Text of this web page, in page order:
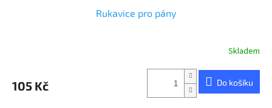
Rukavice pro pány
Skladem
105 Kč Do košíku